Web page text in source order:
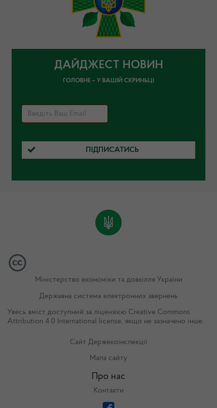
ДАЙДЖЕСТ НОВИН
ГОЛОВНЕ – У ВАШІЙ СКРИНЬЦІ
ПІДПИСАТИСЬ
Міністерство економіки та довкілля України
Державна система електронних звернень
Увесь вміст доступний за ліцензією Creative Commons
Attribution 4.0 International license, якщо не зазначено інше.
Сайт Держекоінспекції
Мапа сайту
Про нас
Контакти